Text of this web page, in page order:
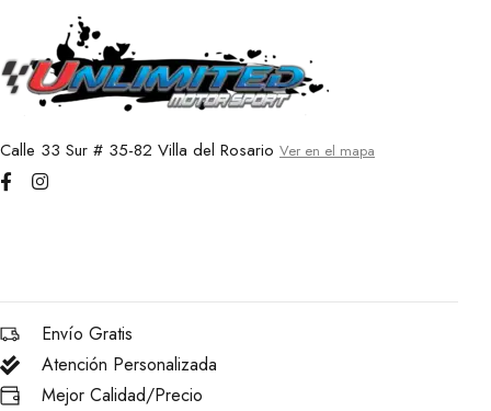
Calle 33 Sur # 35-82 Villa del Rosario Ver en el mapa
Envío Gratis
Atención Personalizada
Mejor Calidad/Precio